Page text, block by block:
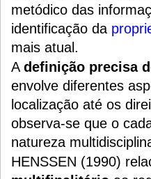
metódico das
identificação da
mais atual.
Adefinição precisa
envolve diferentes
localização até os
observa-se que o
natureza
HENSSEN (1990)